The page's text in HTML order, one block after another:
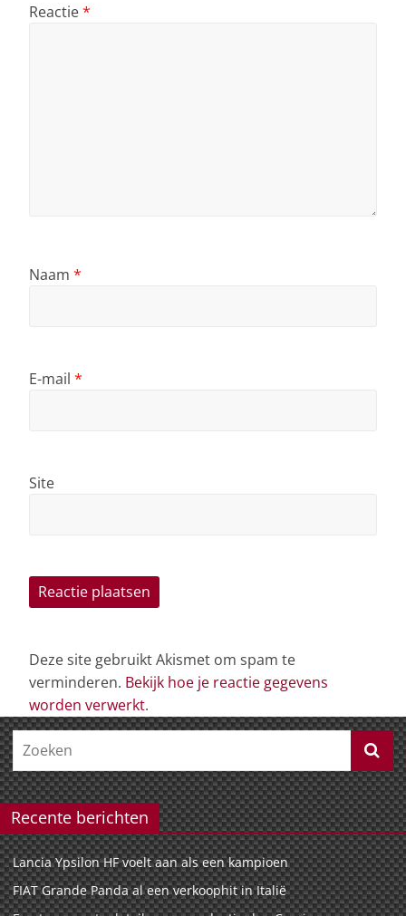
Reactie*
Naam *
E-mail *
Site
Deze site gebruikt Akismet om spam te
verminderen. Bekijk hoe je reactie gegevens
worden verwerkt.
Recente berichten
Lancia Ypsilon HF voelt aan als een kampioen
FIAT Grande Panda al een verkoophit in Italië